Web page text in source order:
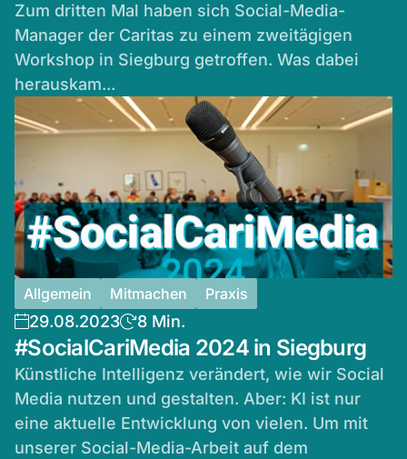
Zum dritten Mal haben sich Social-Media-
Manager der Caritas zu einem zweitägigen
Workshop in Siegburg getroffen. Was dabei
herauskam...
Allgemein Mitmachen Praxis
29.08.2023 8 Min.
#SocialCariMedia 2024 in Siegburg
Künstliche Intelligenz verändert, wie wir Social
Media nutzen und gestalten. Aber: KI ist nur
eine aktuelle Entwicklung von vielen. Um mit
unserer Social-Media-Arbeit auf dem